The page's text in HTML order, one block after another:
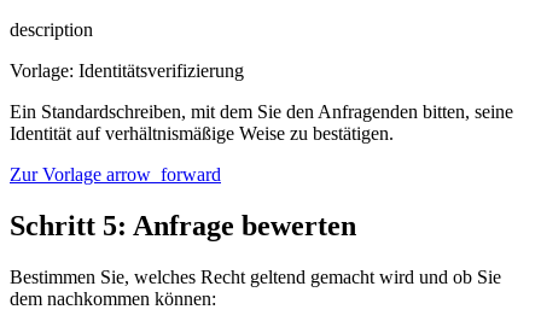
description
Vorlage: Identitätsverifizierung
Ein Standardschreiben, mit dem Sie den Anfragenden bitten, seine
Identität auf verhältnismäßige Weise zu bestätigen.
Zur Vorlage arrow_forward
Schritt 5: Anfrage bewerten
Bestimmen Sie, welches Recht geltend gemacht wird und ob Sie
dem nachkommen können: